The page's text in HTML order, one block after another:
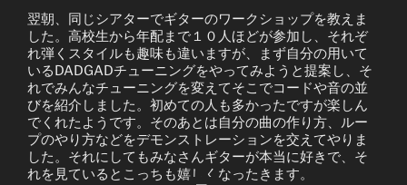
翌朝、同じシアターでギターのワークショップを教えま
した。高校生から年配まで１０人ほどが参加し、それぞ
れ弾くスタイルも趣味も違いますが、まず自分の用いて
いるDADGADチューニングをやってみようと提案し、そ
れでみんなチューニングを変えてそこでコードや音の並
びを紹介しました。初めての人も多かったですが楽しん
でくれたようです。そのあとは自分の曲の作り方、ルー
プのやり方などをデモンストレーションを交えてやりま
した。それにしてもみなさんギターが本当に好きで、そ
れを見ているとこっちも嬉しくなったきます。